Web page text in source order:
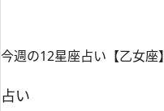
今週の12星座占い【乙女
占い